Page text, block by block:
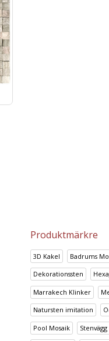
Produktmärkre
3D Kakel Badrums
Dekorationssten
Marrakech Klinker
Natursten imitation
Pool Mosaik